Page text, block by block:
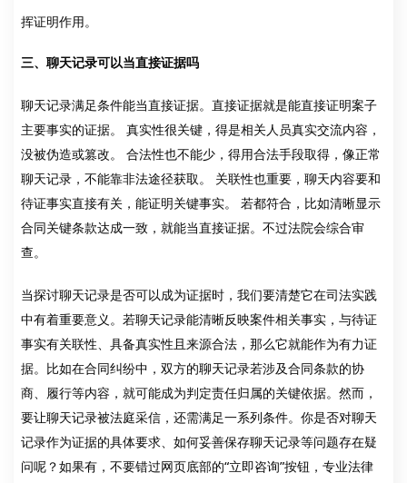
挥证明作用。
三、聊天记录可以当直接证据吗
聊天记录满足条件能当直接证据。直接证据就是能直接证明案子
主要事实的证据。 真实性很关键，得是相关人员真实交流内容，
没被伪造或篡改。 合法性也不能少，得用合法手段取得，像正常
聊天记录，不能靠非法途径获取。 关联性也重要，聊天内容要和
待证事实直接有关，能证明关键事实。 若都符合，比如清晰显示
合同关键条款达成一致，就能当直接证据。不过法院会综合审
查。
当探讨聊天记录是否可以成为证据时，我们要清楚它在司法实践
中有着重要意义。若聊天记录能清晰反映案件相关事实，与待证
事实有关联性、具备真实性且来源合法，那么它就能作为有力证
据。比如在合同纠纷中，双方的聊天记录若涉及合同条款的协
商、履行等内容，就可能成为判定责任归属的关键依据。然而，
要让聊天记录被法庭采信，还需满足一系列条件。你是否对聊天
记录作为证据的具体要求、如何妥善保存聊天记录等问题存在疑
问呢？如果有，不要错过网页底部的“立即咨询”按钮，专业法律